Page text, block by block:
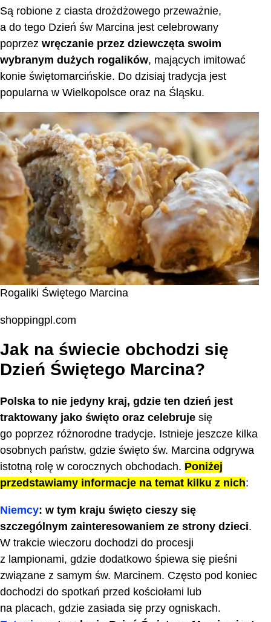
Są robione z ciasta drożdżowego przeważnie,
a do tego Dzień św Marcina jest celebrowany
poprzez wręczanie przez dziewczęta swoim
wybranym dużych rogalików, mających imitować
konie świętomarcińskie. Do dzisiaj tradycja jest
popularna w Wielkopolsce oraz na Śląsku.
Rogaliki Świętego Marcina
shoppingpl.com
Jak na świecie obchodzi się
Dzień Świętego Marcina?
Polska to nie jedyny kraj, gdzie ten dzień jest
traktowany jako święto oraz celebruje się
go poprzez różnorodne tradycje. Istnieje jeszcze kilka
osobnych państw, gdzie święto św. Marcina odgrywa
istotną rolę w corocznych obchodach. Poniżej
przedstawiamy informacje na temat kilku z nich:
Niemcy: w tym kraju święto cieszy się
szczególnym zainteresowaniem ze strony dzieci.
W trakcie wieczoru dochodzi do procesji
z lampionami, gdzie dodatkowo śpiewa się pieśni
związane z samym św. Marcinem. Często pod koniec
dochodzi do spotkań przed kościołami lub
na placach, gdzie zasiada się przy ogniskach.